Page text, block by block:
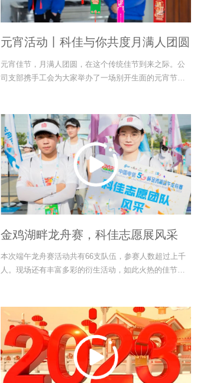
元宵活动丨科佳与你共度月满人团圆
元宵佳节，月满人团圆，在这个传统佳节到来之际。公
司支部携手工会为大家举办了一场别开生面的元宵节活
时刻。
金鸡湖畔龙舟赛，科佳志愿展风采
本次端午龙舟赛活动共有66支队伍，参赛人数超过上千
人。现场还有丰富多彩的衍生活动，如此火热的佳节盛
询，发放矿泉水，热情而忙碌。